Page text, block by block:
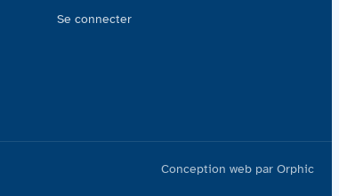
Se connecter
Conception web par Orphic